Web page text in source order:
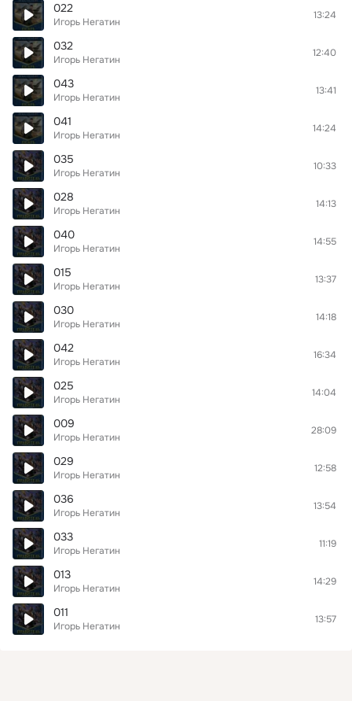
022
Игорь Негатин
13:24
032
Игорь Негатин
12:40
043
Игорь Негатин
13:41
041
Игорь Негатин
14:24
035
Игорь Негатин
10:33
028
Игорь Негатин
14:13
040
Игорь Негатин
14:55
015
Игорь Негатин
13:37
030
Игорь Негатин
14:18
042
Игорь Негатин
16:34
025
Игорь Негатин
14:04
009
Игорь Негатин
28:09
029
Игорь Негатин
12:58
036
Игорь Негатин
13:54
033
Игорь Негатин
11:19
013
Игорь Негатин
14:29
011
Игорь Негатин
13:57